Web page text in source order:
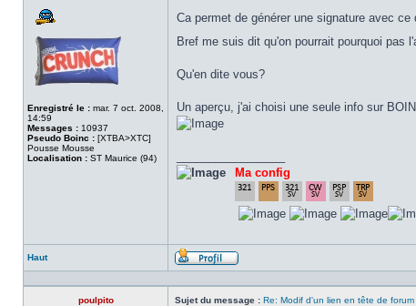
Enregistré le : mar. 7 oct. 2008,
14:59
Messages : 10937
Pseudo Boinc : [XTBA>XTC]
Pousse Mousse
Localisation : ST Maurice (94)
Ca permet de générer une signature avec
Bref me suis dit qu'on pourrait pourquoi pas
Qu'en dite vous?
Un aperçu, j'ai choisi une seule info sur
Ma config
Haut
Profil
poulpito Sujet du message : Re: Modif d'un lien en tête de forum